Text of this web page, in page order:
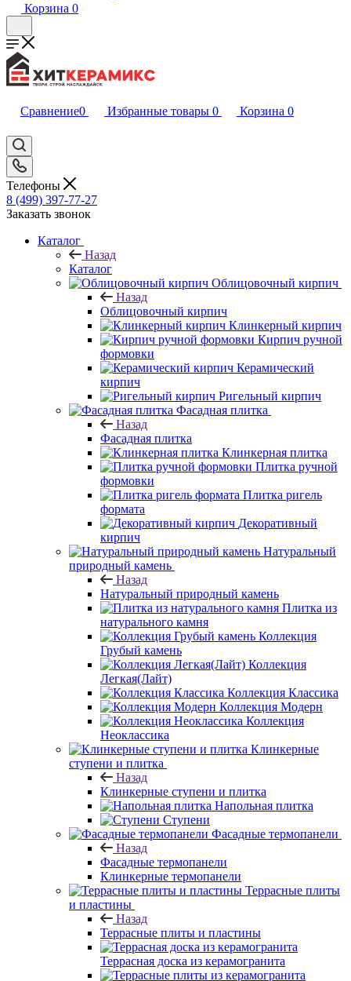
Корзина 0
Сравнение0 Избранные товары 0 Корзина 0
Телефоны
8 (499) 397-77-27
Заказать звонок
Каталог
Назад
Каталог
Облицовочный кирпич
Назад
Облицовочный кирпич
Клинкерный кирпич
Кирпич ручной
формовки
Керамический
кирпич
Ригельный кирпич
Фасадная плитка
Назад
Фасадная плитка
Клинкерная плитка
Плитка ручной
формовки
Плитка ригель
формата
Декоративный
кирпич
Натуральный
природный камень
Назад
Натуральный природный камень
Плитка из
натурального камня
Коллекция
Грубый камень
Коллекция
Легкая(Лайт)
Коллекция Классика
Коллекция Модерн
Коллекция
Неоклассика
Клинкерные
ступени и плитка
Назад
Клинкерные ступени и плитка
Напольная плитка
Ступени
Фасадные термопанели
Назад
Фасадные термопанели
Клинкерные термопанели
Террасные плиты
и пластины
Назад
Террасные плиты и пластины
Террасная доска из керамогранита